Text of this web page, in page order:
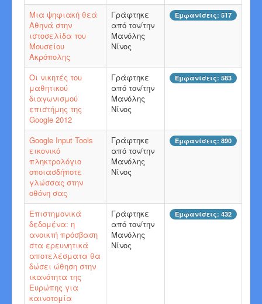
Μια ψηφιακή θεά
Αθηνά στην
ιστοσελίδα του
Μουσείου
Ακρόπολης
Γράφτηκε
από τον/την
Μανόλης
Νίνος
Εμφανίσεις: 517
Οι νικητές του
μαθητικού
διαγωνισμού
επιστήμης της
Google 2012
Γράφτηκε
από τον/την
Μανόλης
Νίνος
Εμφανίσεις: 583
Google Input Tools
εικονικό
πληκτρολόγιο
οποιασδήποτε
γλώσσας στην
οθόνη σας
Γράφτηκε
από τον/την
Μανόλης
Νίνος
Εμφανίσεις: 890
Επιστημονικά
δεδομένα: η
ανοικτή πρόσβαση
στα ερευνητικά
αποτελέσματα θα
δώσει ώθηση στην
ικανότητα της
Ευρώπης για
καινοτομία
Γράφτηκε
από τον/την
Μανόλης
Νίνος
Εμφανίσεις: 432